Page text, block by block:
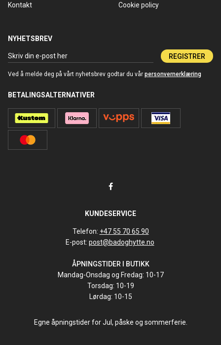
Kontakt
Cookie policy
NYHETSBREV
REGISTRER
Ved å melde deg på vårt nyhetsbrev godtar du vår personvernerklæring
BETALINGSALTERNATIVER
KUNDESERVICE
Telefon: +47 55 70 65 90
E-post: post@badoghytte.no
ÅPNINGSTIDER I BUTIKK
Mandag-Onsdag og Fredag: 10-17
Torsdag: 10-19
Lørdag: 10-15
Egne åpningstider for Jul, påske og sommerferie.